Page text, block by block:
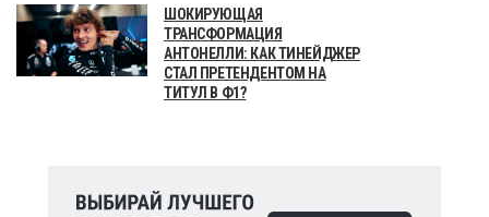
ШОКИРУЮЩАЯ
ТРАНСФОРМАЦИЯ
АНТОНЕЛЛИ: КАК ТИНЕЙДЖЕР
СТАЛ ПРЕТЕНДЕНТОМ НА
ТИТУЛ В Ф1?